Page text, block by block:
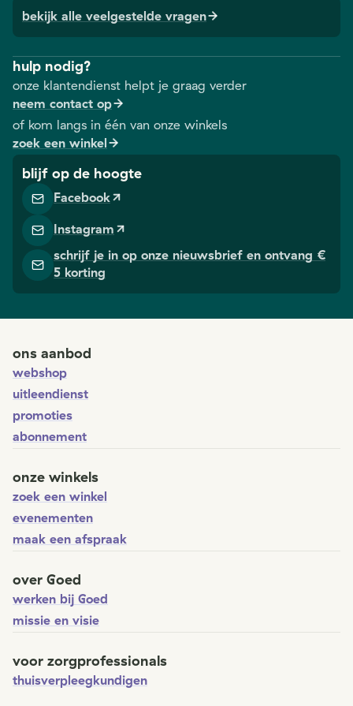
bekijk alle veelgestelde vragen
hulp nodig?
onze klantendienst helpt je graag verder
neem contact op
of kom langs in één van onze winkels
zoek een winkel
blijf op de hoogte
Facebook
Instagram
schrijf je in op onze nieuwsbrief en ontvang €
5 korting
ons aanbod
webshop
uitleendienst
promoties
abonnement
onze winkels
zoek een winkel
evenementen
maak een afspraak
over Goed
werken bij Goed
missie en visie
voor zorgprofessionals
thuisverpleegkundigen